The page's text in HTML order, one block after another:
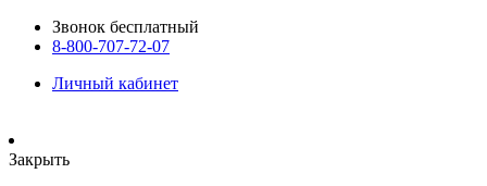
Звонок бесплатный
8-800-707-72-07
Личный кабинет
Закрыть